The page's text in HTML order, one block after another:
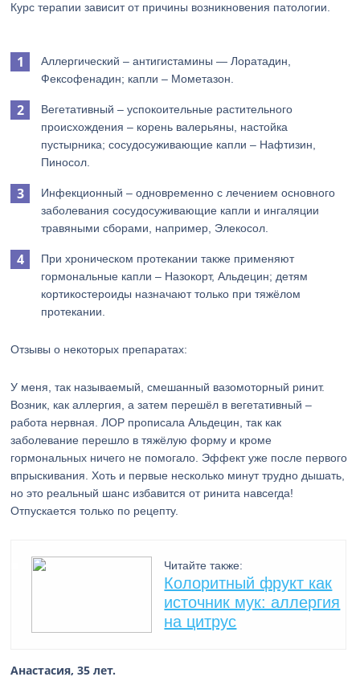
Курс терапии зависит от причины возникновения патологии.
Аллергический – антигистамины — Лоратадин,
Фексофенадин; капли – Мометазон.
Вегетативный – успокоительные растительного
происхождения – корень валерьяны, настойка
пустырника; сосудосуживающие капли – Нафтизин,
Пиносол.
Инфекционный – одновременно с лечением основного
заболевания сосудосуживающие капли и ингаляции
травяными сборами, например, Элекосол.
При хроническом протекании также применяют
гормональные капли – Назокорт, Альдецин; детям
кортикостероиды назначают только при тяжёлом
протекании.
Отзывы о некоторых препаратах:
У меня, так называемый, смешанный вазомоторный ринит.
Возник, как аллергия, а затем перешёл в вегетативный –
работа нервная. ЛОР прописала Альдецин, так как
заболевание перешло в тяжёлую форму и кроме
гормональных ничего не помогало. Эффект уже после первого
впрыскивания. Хоть и первые несколько минут трудно дышать,
но это реальный шанс избавится от ринита навсегда!
Отпускается только по рецепту.
Читайте также:
Колоритный фрукт как
источник мук: аллергия
на цитрус
Анастасия, 35 лет.